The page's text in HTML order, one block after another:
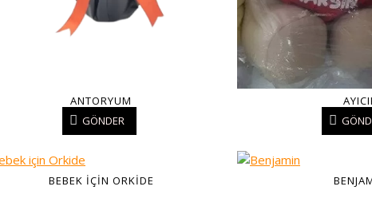
ANTORYUM
GÖNDER
BEBEK IÇIN ORKIDE